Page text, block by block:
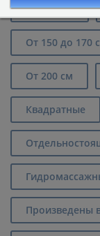
До 120 см
От 150 до 170
От 200 см
Квадратные
Произведены